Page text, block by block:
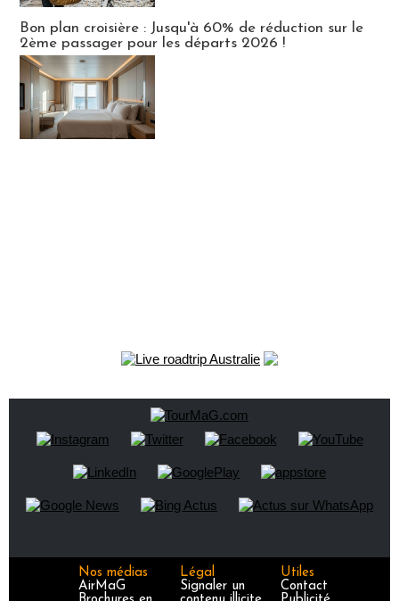
Bon plan croisière : Jusqu'à 60% de réduction sur le
2ème passager pour les départs 2026 !
Nos médias
AirMaG
Légal
Signaler un
Utiles
Contact